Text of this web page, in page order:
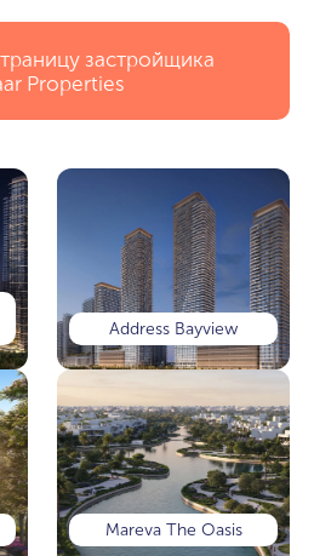
застройщика
Properties
Address Bayview
Mareva The Oasis